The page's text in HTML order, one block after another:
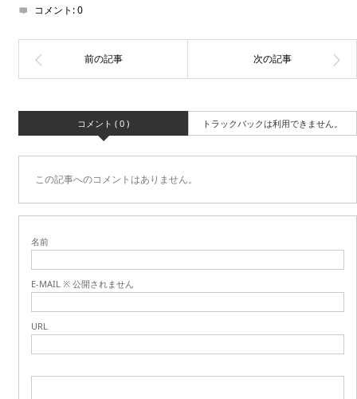
コメント:0
コメント ( 0 ) トラックバックは利用できません。
この記事へのコメントはありません。
名前
E-MAIL ※ 公開されません
URL